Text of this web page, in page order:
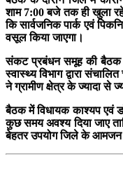
शाम 7:00 बजे तक ही खुला
कि सार्वजनिक पार्क एवं
वसूल किया जाएगा।
संकट प्रबंधन समूह की बैठक में
स्वास्थ्य विभाग द्वारा
ने ग्रामीण क्षेत्र के ज्यादा से
बैठक में विधायक काश्यप एवं
कुछ समय अवश्य दिया जाए
बेहतर उपयोग जिले के आमजन